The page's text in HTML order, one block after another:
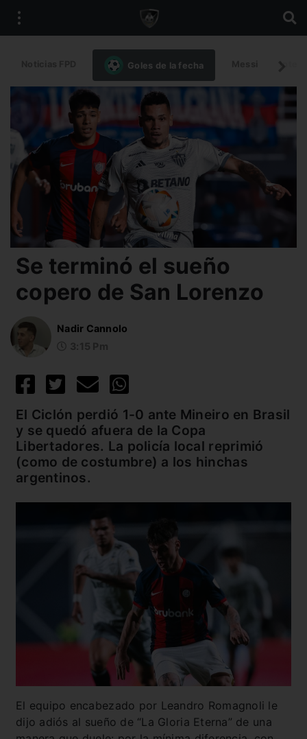
Goles de la fecha
Se terminó el sueño
copero de San Lorenzo
Nadir Cannolo
El Ciclón perdió 1-0 ante Mineiro en Brasil
y se quedó afuera de la Copa
Libertadores. La policía local reprimió
(como de costumbre) a los hinchas
argentinos.
El equipo encabezado por Leandro Romagnoli le
dijo adiós al sueño de “La Gloria Eterna” de una